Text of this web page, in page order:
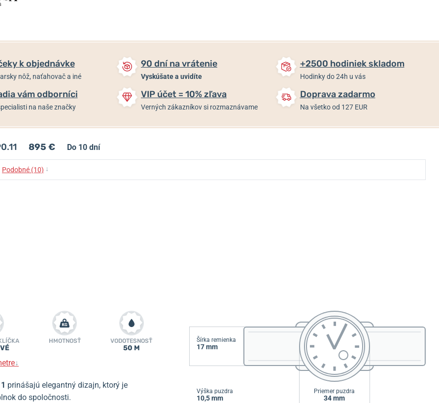
k objednávke
nôž, naťahovač a iné
90 dní na vrátenie
Vyskúšate a uvidíte
+2500 hodiniek skladom
Hodinky do 24h u vás
vám odborníci
na naše značky
VIP účet = 10% zľava
Verných zákazníkov si rozmaznávame
Doprava zadarmo
Na všetko od 127 EUR
895 € Do 10 dní
Podobné (10) ↓
HMOTNOSŤ VODOTESNOSŤ
50 M
↓
prinášajú elegantný dizajn, ktorý je
do spoločnosti.
Šírka remienka
17 mm
Výška puzdra
10,5 mm
Priemer puzdra
34 mm